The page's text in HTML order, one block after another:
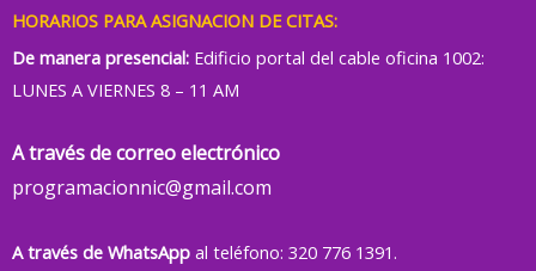
HORARIOS PARA ASIGNACION DE CITAS:
De manera presencial: Edificio portal del cable oficina 1002:
LUNES A VIERNES 8 – 11 AM
A través de correo electrónico
programacionnic@gmail.com
A través de WhatsApp al teléfono: 320 776 1391.